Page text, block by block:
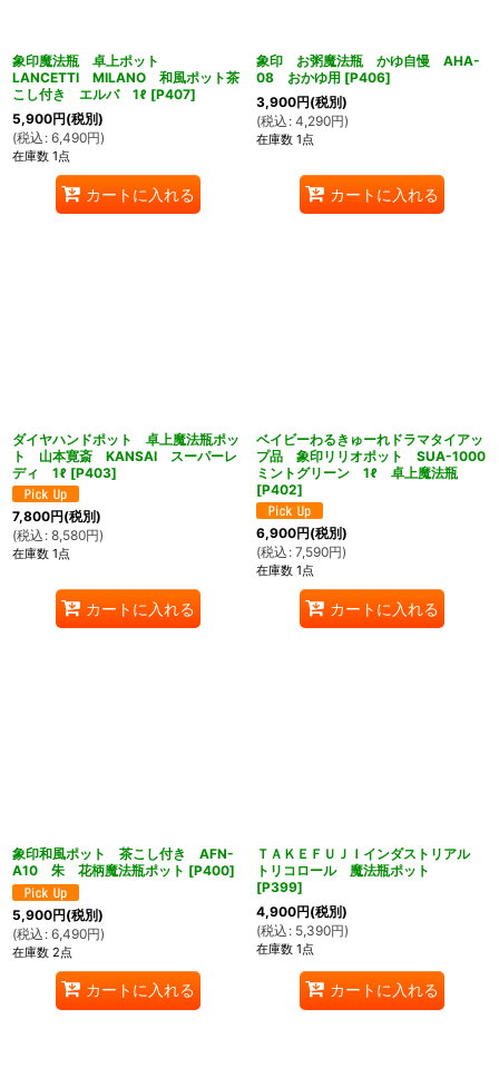
象印魔法瓶 卓上ポット
LANCETTI MILANO 和風ポット茶
こし付き エルバ 1ℓ [P407]
5,900円(税別)
(税込 : 6,490円)
在庫数 1点
カートに入れる
象印 お粥魔法瓶 かゆ自慢 AHA-
08 おかゆ用 [P406]
3,900円(税別)
(税込 : 4,290円)
在庫数 1点
カートに入れる
ダイヤハンドポット 卓上魔法瓶ポッ
ト 山本寛斎 KANSAI スーパーレ
ディ 1ℓ [P403]
7,800円(税別)
(税込 : 8,580円)
在庫数 1点
カートに入れる
ベイビーわるきゅーれドラマタイアッ
プ品 象印リリオポット SUA-1000
ミントグリーン 1ℓ 卓上魔法瓶
[P402]
6,900円(税別)
(税込 : 7,590円)
在庫数 1点
カートに入れる
象印和風ポット 茶こし付き AFN-
A10 朱 花柄魔法瓶ポット [P400]
5,900円(税別)
(税込 : 6,490円)
在庫数 2点
カートに入れる
ＴＡＫＥＦＵＪＩインダストリアル
トリコロール 魔法瓶ポット
[P399]
4,900円(税別)
(税込 : 5,390円)
在庫数 1点
カートに入れる